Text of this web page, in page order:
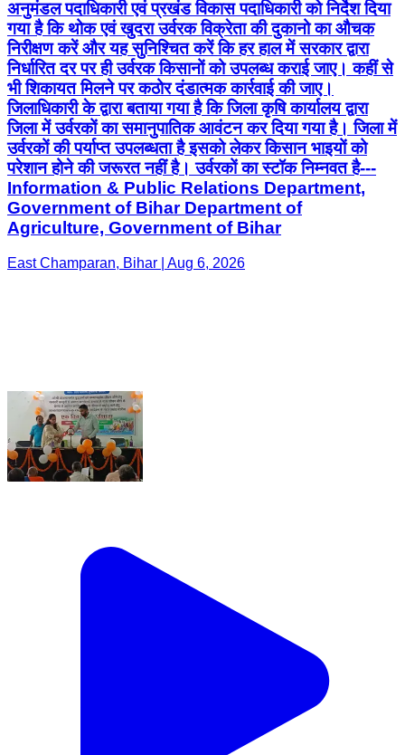
अनुमंडल पदाधिकारी एवं प्रखंड विकास पदाधिकारी को निर्देश दिया
गया है कि थोक एवं खुदरा उर्वरक विक्रेता की दुकानो का औचक
निरीक्षण करें और यह सुनिश्चित करें कि हर हाल में सरकार द्वारा
निर्धारित दर पर ही उर्वरक किसानों को उपलब्ध कराई जाए। कहीं से
भी शिकायत मिलने पर कठोर दंडात्मक कार्रवाई की जाए।
जिलाधिकारी के द्वारा बताया गया है कि जिला कृषि कार्यालय द्वारा
जिला में उर्वरकों का समानुपातिक आवंटन कर दिया गया है। जिला में
उर्वरकों की पर्याप्त उपलब्धता है इसको लेकर किसान भाइयों को
परेशान होने की जरूरत नहीं है। उर्वरकों का स्टॉक निम्नवत है---
Information & Public Relations Department,
Government of Bihar Department of
Agriculture, Government of Bihar
East Champaran, Bihar | Aug 6, 2026